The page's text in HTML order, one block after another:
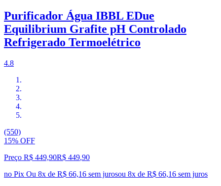
Purificador Água IBBL EDue
Equilibrium Grafite pH Controlado
Refrigerado Termoelétrico
4.8
(550)
15% OFF
Preço R$ 449,90R$ 449,90
no Pix Ou 8x de R$ 66,16 sem jurosou 8x de R$ 66,16 sem juros